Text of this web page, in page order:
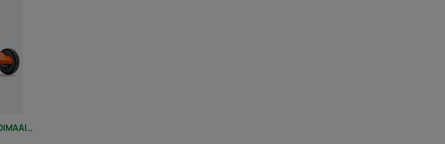
HUSQVARNA HICUT 64 KOOIMAAIER